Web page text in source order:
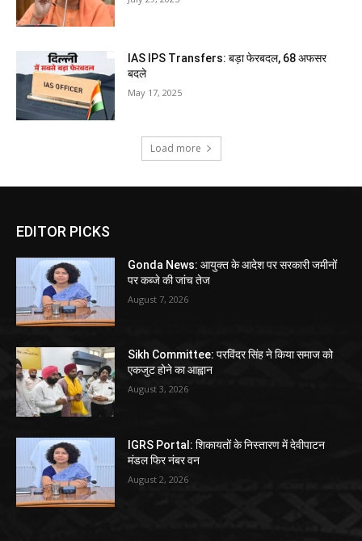
IAS IPS Transfers: बड़ा फेरबदल, 68 अफसर
बदले
May 17, 2025
Load more
EDITOR PICKS
Gonda News: आयुक्त के आदेश पर सरकारी जमीनों
पर कब्जे की जांच तेज
August 7, 2026
Sikh Committee: परविंदर सिंह ने किया समाज को
एकजुट होने का आह्वान
August 3, 2026
IGRS Portal: शिकायतों के निस्तारण में देवीपाटन
मंडल फिर नंबर वन
August 2, 2026